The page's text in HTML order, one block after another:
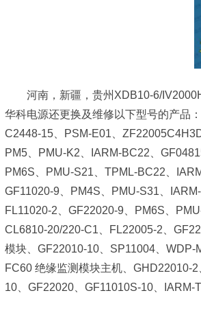
河南，新疆，贵州XDB10-6/
华科电源还更换及维修以下型号的产品
C2448-15、PSM-E01、
PM5、PMU-K2、IARM-BC22、
PM6S、PMU-S21、TPML-BC22、
GF11020-9、PM4S、PMU-S31、
FL11020-2、GF22020-9、PM6S、
CL6810-20/220-C1、FL22005-2、
模块、GF22010-10、SP11004、
FC60 绝缘监测模块主机、GHD22010-
10、GF22020、GF11010S-10、IARM-